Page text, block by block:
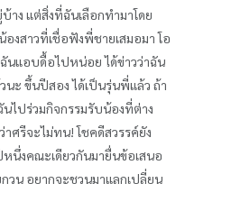
าง แต่สิ่งที่ฉันเลือกทำมาโดย
งสาวที่เชื่อฟังพี่ชายเสมอมา โอ
นแอบดื้อไปหน่อย ได้ข่าวว่าฉัน
นะ ขึ้นปีสอง ได้เป็นรุ่นพี่แล้ว ถ้า
ไปร่วมกิจกรรมรับน้องที่ต่าง
าศรีจะไม่ทน! โชคดีสวรรค์ยัง
หนึ่งคณะเดียวกันมายื่นข้อเสนอ
วน อยากจะชวนมาแลกเปลี่ยน